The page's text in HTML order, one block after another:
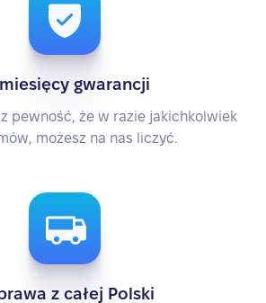
miesięcy gwarancji
pewność, że w razie jakichkolwiek
możesz na nas liczyć.
z całej Polski